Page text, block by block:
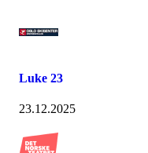
Luke 23
23.12.2025